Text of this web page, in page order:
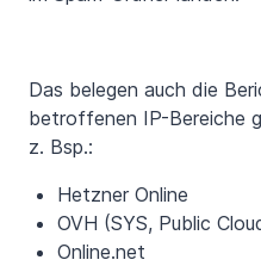
Das belegen auch die
betroffenen IP-Bereiche
z. Bsp.:
Hetzner Online
OVH (SYS, Public
Online.net